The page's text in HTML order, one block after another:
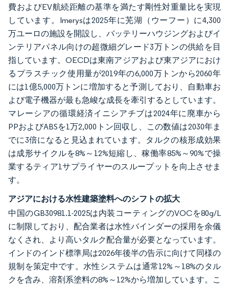
費およびEV航続距離の基準を満たす剛性対重量比を実現
しています。Imerysは2025年に芜湖（ウーフー）に4,300
万ユーロの施設を開設し、バッテリーハウジングおよびイ
ンテリアパネル向けの超微細グレード3万トンの供給を目
指しています。OECDは東南アジアおよび東アジアにおけ
るプラスチック使用量が2019年の6,000万トンから2060年
には1億5,000万トンに増加すると予測しており、自動車お
よび電子機器が最も急峻な成長を牽引するとしています。
マレーシアの循環経済イニシアチブは2024年に廃車から
PPおよびABSを1万2,000トン回収し、この数値は2030年ま
でに3倍になると見込まれています。タルクの核形成効果
は成形サイクルを8%～12%短縮し、稼働率85%～90%で操
業するティア1サプライヤーのスループットを向上させま
す。
アジアにおける水性建築塗料へのシフトの拡大
中国のGB30981.1-2025は内装コーティングのVOCを80g/L
に制限しており、配合業者は水性バインダーの採用を余儀
なくされ、より高いタルク配合量が必要となっています。
インドのインド標準局は2026年後半の告示に向けて同様の
規制を策定中です。水性システムは通常12%～18%のタル
クを含み、溶剤系塗料の8%～12%から増加しています。こ